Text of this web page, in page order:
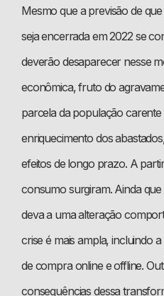
Mesmo que a previsão de
seja encerrada em 2022 se
deverão desaparecer nesse
econômica, fruto do
parcela da população
enriquecimento dos
efeitos de longo prazo. A
consumo surgiram. Ainda
deva a uma alteração
crise é mais ampla, incluindo
de compra online e offline.
consequências dessa